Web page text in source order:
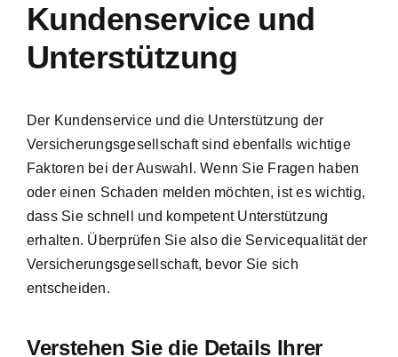
Kundenservice und
Unterstützung
Der Kundenservice und die Unterstützung der
Versicherungsgesellschaft sind ebenfalls wichtige
Faktoren bei der Auswahl. Wenn Sie Fragen haben
oder einen Schaden melden möchten, ist es wichtig,
dass Sie schnell und kompetent Unterstützung
erhalten. Überprüfen Sie also die Servicequalität der
Versicherungsgesellschaft, bevor Sie sich
entscheiden.
Verstehen Sie die Details Ihrer